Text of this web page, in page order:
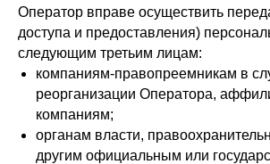
Оператор вправе осуществить
доступа и предоставления)
следующим третьим лицам:
компаниям-правопреемникам в
реорганизации Оператора,
компаниям;
органам власти,
другим официальным или